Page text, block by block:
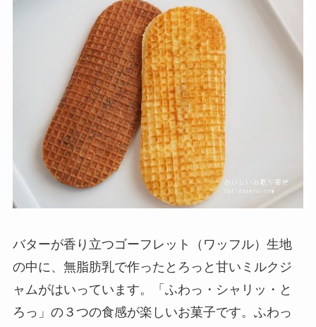
バターが香り立つゴーフレット（ワッフル）生地
の中に、無脂肪乳で作ったとろっと甘いミルクジ
ャムがはいっています。「ふわっ・シャリッ・と
ろっ」の３つの食感が楽しいお菓子です。ふわっ